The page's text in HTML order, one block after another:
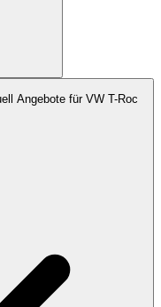
Angebote für VW T-Roc